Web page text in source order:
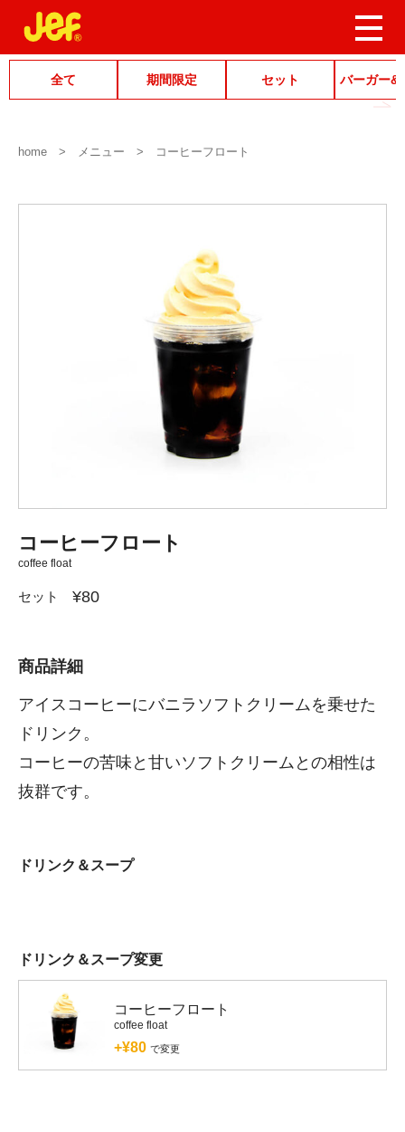
全て 期間限定 セット バーガー&
home メニュー コーヒーフロート
コーヒーフロート
coffee float
セット ¥80
商品詳細
アイスコーヒーにバニラソフトクリームを乗せた
ドリンク。
コーヒーの苦味と甘いソフトクリームとの相性は
抜群です。
ドリンク＆スープ
ドリンク＆スープ変更
コーヒーフロート
coffee float
+¥80 で変更